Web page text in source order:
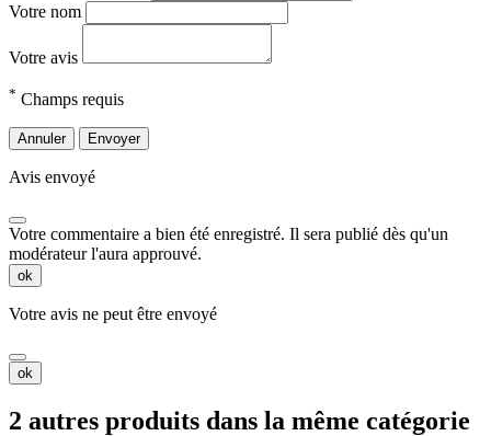
Votre nom
Votre avis
* Champs requis
Annuler Envoyer
Avis envoyé
Votre commentaire a bien été enregistré. Il sera publié dès qu'un
modérateur l'aura approuvé.
ok
Votre avis ne peut être envoyé
ok
2 autres produits dans la même catégorie